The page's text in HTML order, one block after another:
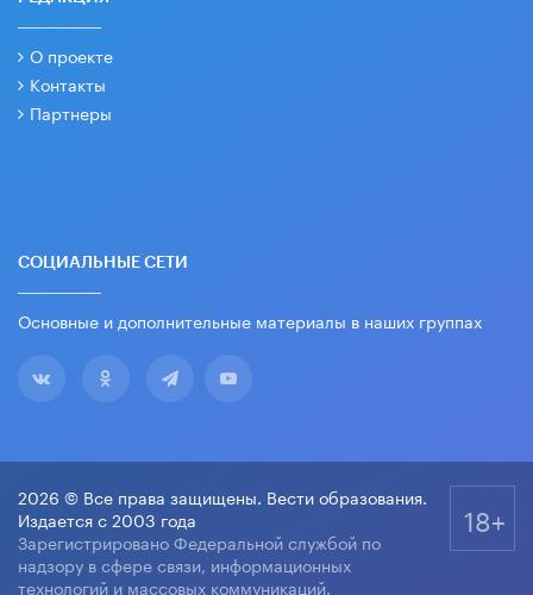
О проекте
Контакты
Партнеры
СОЦИАЛЬНЫЕ СЕТИ
Основные и дополнительные материалы в наших группах
2026 © Все права защищены. Вести образования.
Издается с 2003 года
Зарегистрировано Федеральной службой по
надзору в сфере связи, информационных
технологий и массовых коммуникаций.
18+